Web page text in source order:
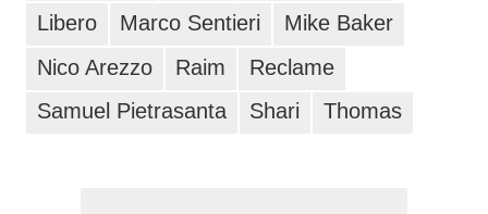
Libero
Marco Sentieri
Mike Baker
Nico Arezzo
Raim
Reclame
Samuel Pietrasanta
Shari Thomas